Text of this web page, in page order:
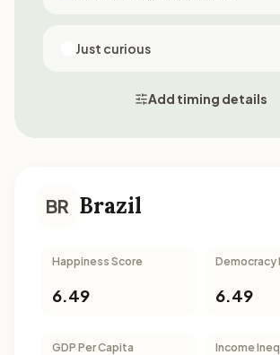
Just curious
Add timing details
BR Brazil
Happiness Score
6.49
Democracy
6.49
GDP Per Capita Income